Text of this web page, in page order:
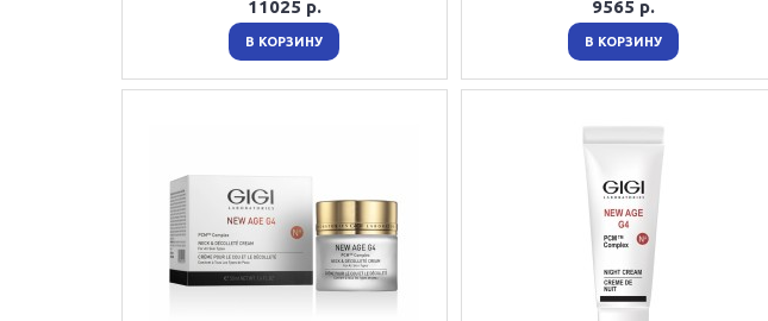
11025 р.
В КОРЗИНУ
9565 р.
В КОРЗИНУ